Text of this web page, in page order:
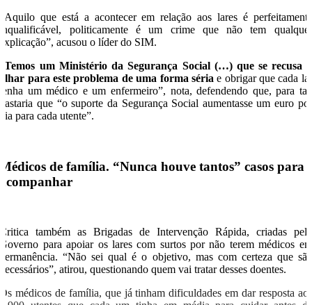
“Aquilo que está a acontecer em relação aos lares é perfeitamente
inqualificável, politicamente é um crime que não tem qualquer
explicação”, acusou o líder do SIM.
Temos um Ministério da Segurança Social (…) que se recusa a
olhar para este problema de uma forma séria e obrigar que cada lar
tenha um médico e um enfermeiro”, nota, defendendo que, para tal,
bastaria que “o suporte da Segurança Social aumentasse um euro por
dia para cada utente”.
Médicos de família. “Nunca houve tantos” casos para
acompanhar
Critica também as Brigadas de Intervenção Rápida, criadas pelo
Governo para apoiar os lares com surtos por não terem médicos em
permanência. “Não sei qual é o objetivo, mas com certeza que são
necessários”, atirou, questionando quem vai tratar desses doentes.
Os médicos de família, que já tinham dificuldades em dar resposta aos